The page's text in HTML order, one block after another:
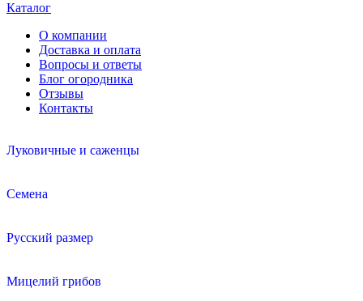
Каталог
О компании
Доставка и оплата
Вопросы и ответы
Блог огородника
Отзывы
Контакты
Луковичные и саженцы
Семена
Русский размер
Мицелий грибов